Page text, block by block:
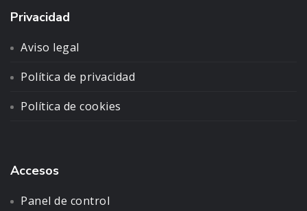
Privacidad
Aviso legal
Política de privacidad
Política de cookies
Accesos
Panel de control